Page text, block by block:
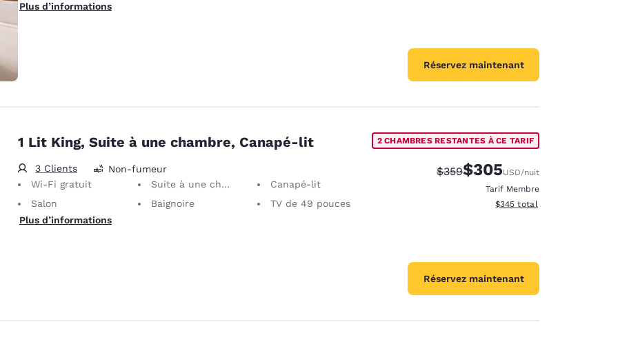
Plus d’informations
Réservez maintenant
1 Lit King, Suite à une chambre, Canapé-lit
3 Clients
Non-fumeur
Wi-Fi gratuit
Suite à une chambre
Canapé-lit
Salon
Baignoire
TV de 49 pouces
Plus d’informations
2 CHAMBRES RESTANTES À CE TARIF
Tarif barré :
$359Tarif réduit :
$305USD/nuit
Tarif Membre
Afficher les détails du total
$345 total
Réservez maintenant